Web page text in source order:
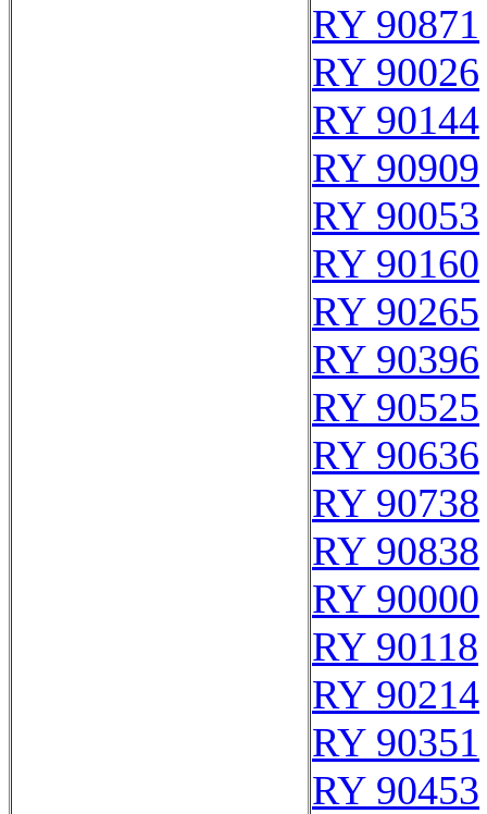
RY 90871
RY 90026
RY 90144
RY 90909
RY 90053
RY 90160
RY 90265
RY 90396
RY 90525
RY 90636
RY 90738
RY 90838
RY 90000
RY 90118
RY 90214
RY 90351
RY 90453